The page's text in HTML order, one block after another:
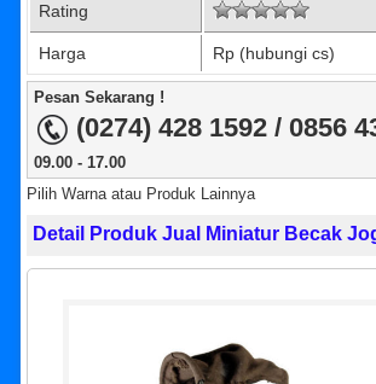
Rating
Harga Rp (hubungi cs)
Pesan Sekarang !
(0274) 428 1592 / 0856
09.00 - 17.00
Pilih Warna atau Produk Lainnya
Detail Produk Jual Miniatur Becak